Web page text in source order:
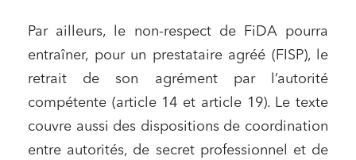
Par ailleurs, le non-respect de FiDA pourra
entraîner, pour un prestataire agréé (FISP), le
retrait de son agrément par l’autorité
compétente (article 14 et article 19). Le texte
couvre aussi des dispositions de coordination
entre autorités, de secret professionnel et de